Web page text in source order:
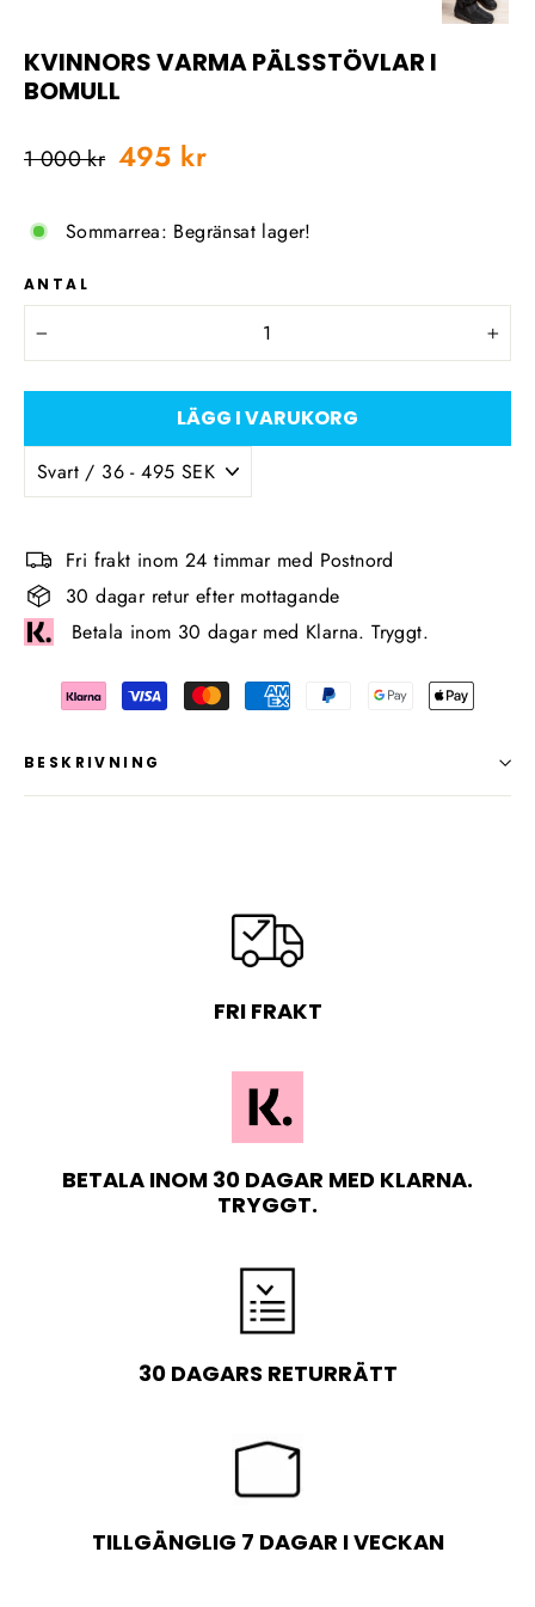
KVINNORS VARMA PÄLSSTÖVLAR I
BOMULL
Ordinarie
1 000 kr Försäljningspris
495 kr
Sommarrea: Begränsat lager!
ANTAL
+
LÄGG I VARUKORG
Fri frakt inom 24 timmar med Postnord
30 dagar retur efter mottagande
Betala inom 30 dagar med Klarna. Tryggt.
BESKRIVNING
FRI FRAKT
BETALA INOM 30 DAGAR MED KLARNA.
TRYGGT.
30 DAGARS RETURRÄTT
TILLGÄNGLIG 7 DAGAR I VECKAN